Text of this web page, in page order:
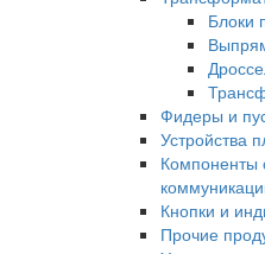
Блоки
Фидеры и
Устройства
Компоненты
Кнопки и
Прочие